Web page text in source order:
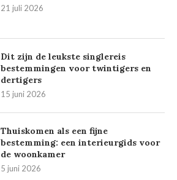
21 juli 2026
Dit zijn de leukste singlereis
bestemmingen voor twintigers en
dertigers
15 juni 2026
Thuiskomen als een fijne
bestemming: een interieurgids voor
de woonkamer
5 juni 2026